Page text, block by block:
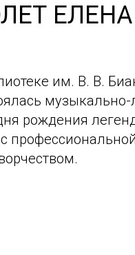
им. В. В.
музыкально-
рождения